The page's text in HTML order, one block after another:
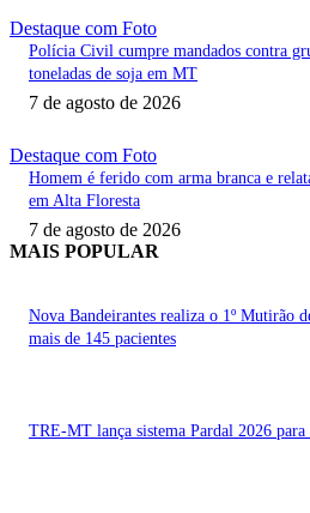
Destaque com Foto
Polícia Civil cumpre mandados contra
toneladas de soja em MT
7 de agosto de 2026
Destaque com Foto
Homem é ferido com arma branca e
em Alta Floresta
7 de agosto de 2026
MAIS POPULAR
Nova Bandeirantes realiza o 1º Mutirão
mais de 145 pacientes
TRE-MT lança sistema Pardal 2026 para